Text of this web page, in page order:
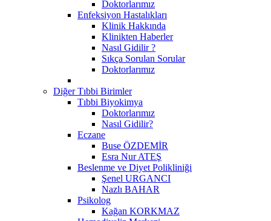
Doktorlarımız
Enfeksiyon Hastalıkları
Klinik Hakkında
Klinikten Haberler
Nasıl Gidilir ?
Sıkça Sorulan Sorular
Doktorlarımız
Diğer Tıbbi Birimler
Tıbbi Biyokimya
Doktorlarımız
Nasıl Gidilir?
Eczane
Buse ÖZDEMİR
Esra Nur ATEŞ
Beslenme ve Diyet Polikliniği
Şenel URGANCI
Nazlı BAHAR
Psikolog
Kağan KORKMAZ